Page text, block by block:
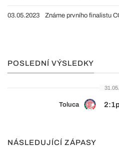
03.05.2023 Známe prvního finalistu
POSLEDNÍ VÝSLEDKY
31.05.
Toluca
NÁSLEDUJÍCÍ ZÁPASY